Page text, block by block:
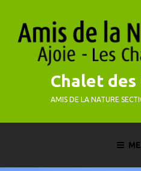
content
Chalet des
AMIS DE LA NATURE